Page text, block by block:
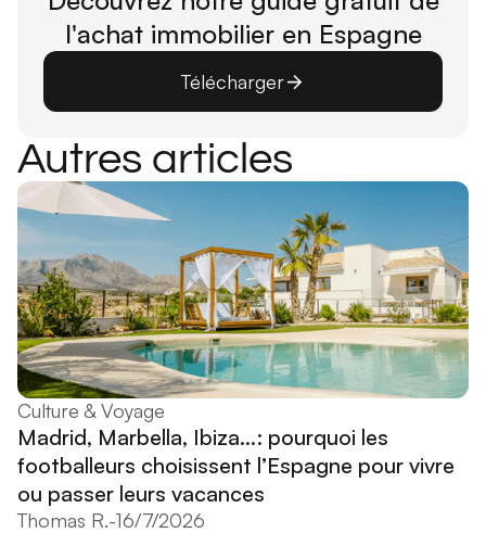
l'achat immobilier en Espagne
Télécharger
Autres articles
Culture & Voyage
Madrid, Marbella, Ibiza...: pourquoi les
footballeurs choisissent l’Espagne pour vivre
ou passer leurs vacances
Thomas R.-16/7/2026